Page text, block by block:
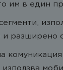
им в един
и разширено